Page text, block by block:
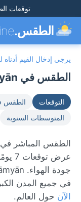
توقعات
الطقس.
يرجى إدخال القيم أدناه
الطقس في Bāmyān, أفغانستان 🇦🇫
التوقعات
المتوسطات السنوية
عرض
جودة الهواء. Bāmyān تقع في
في جميع المدن
الآن حول العالم.